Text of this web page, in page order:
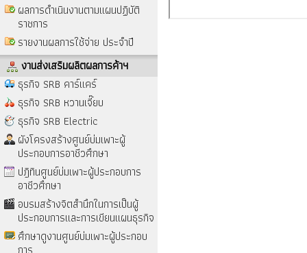
ผลการดำเนินงานตามแผนปฏิบัติ
ราชการ
รายงานผลการใช้จ่าย ประจำปี
งานส่งเสริมผลิตผลการค้าฯ
ธุรกิจ SRB คาร์แคร์
ธุรกิจ SRB หวานเจี๊ยบ
ธุรกิจ SRB Electric
ผังโครงสร้างศูนย์บ่มเพาะผู้
ประกอบการอาชีวศึกษา
ปฎิทินศูนย์บ่มเพาะผู้ประกอบการ
อาชีวศึกษา
อบรมสร้างจิตสำนึกในการเป็นผู้
ประกอบการและการเขียนแผนธุรกิจ
ศึกษาดูงานศูนย์บ่มเพาะผู้ประกอบ